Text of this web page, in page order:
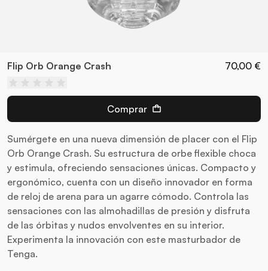
Flip Orb Orange Crash 70,00 €
Sumérgete en una nueva dimensión de placer con el Flip
Orb Orange Crash. Su estructura de orbe flexible choca
y estimula, ofreciendo sensaciones únicas. Compacto y
ergonómico, cuenta con un diseño innovador en forma
de reloj de arena para un agarre cómodo. Controla las
sensaciones con las almohadillas de presión y disfruta
de las órbitas y nudos envolventes en su interior.
Experimenta la innovación con este masturbador de
Tenga.
Comprar